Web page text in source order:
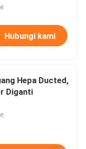
Hubungi kami
Hepa Ducted,
Diganti